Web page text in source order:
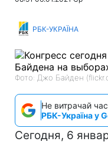
РБК-УКРАЇНА
Фото: Джо Байден
Не витрачай
РБК-Україна у
Сегодня, 6